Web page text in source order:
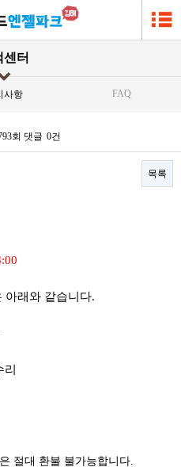
센터
사항 FAQ
회 댓글 0건
목록
아래와 같습니다.
절대 환불 불가능합니다.